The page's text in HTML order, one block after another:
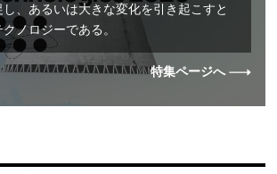
、あるいは大きな変化を引き起こすと
ノロジーである。
特集ページへ